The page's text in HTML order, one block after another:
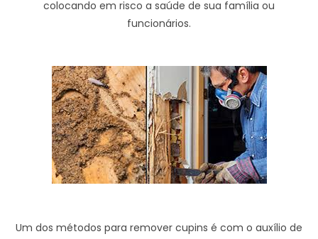
colocando em risco a saúde de sua família ou
funcionários.
Um dos métodos para remover cupins é com o auxílio de